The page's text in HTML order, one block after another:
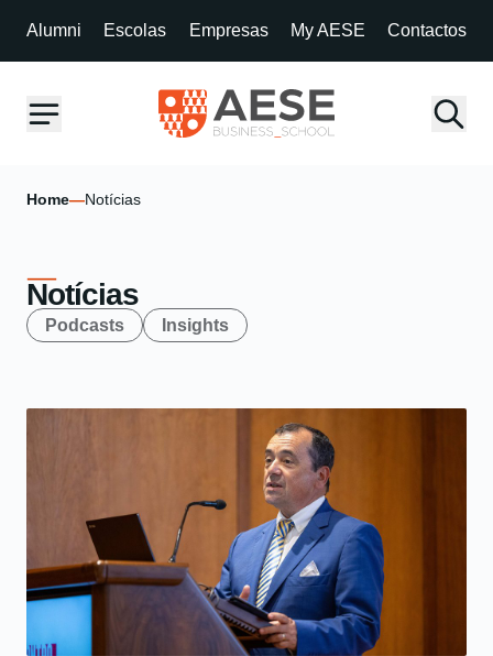
Alumni Escolas Empresas My AESE Contactos
Home—Notícias
Notícias
Podcasts Insights